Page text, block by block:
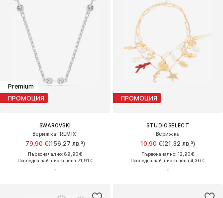
Premium
ПРОМОЦИЯ
SWAROVSKI
Верижка 'REMIX'
79,90 €(156,27 лв.³)
Първоначално: 89,90 €
Последна най-ниска цена:71,91 €
ПРОМОЦИЯ
STUDIOSELECT
Верижка
10,90 €(21,32 лв.³)
Първоначално: 12,90 €
Последна най-ниска цена:4,36 €